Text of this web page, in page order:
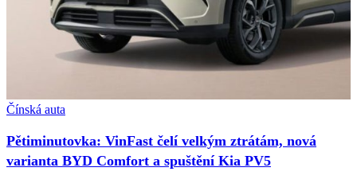
Čínská auta
Pětiminutovka: VinFast čelí velkým ztrátám, nová
varianta BYD Comfort a spuštění Kia PV5